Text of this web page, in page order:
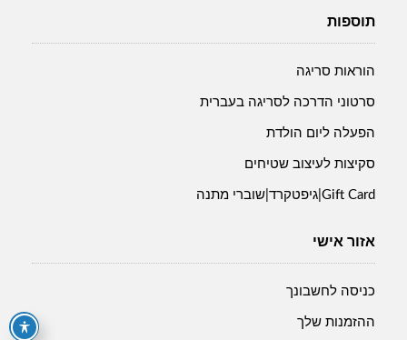
תוספות
הוראות סריגה
סרטוני הדרכה לסריגה בעברית
הפעלה ליום הולדת
סקיצות לעיצוב שטיחים
Gift Card|גיפטקרד|שוברי מתנה
אזור אישי
כניסה לחשבונך
ההזמנות שלך